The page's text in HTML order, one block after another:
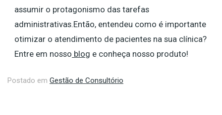
assumir o protagonismo das tarefas
administrativas.Então, entendeu como é importante
otimizar o atendimento de pacientes na sua clínica?
Entre em nosso blog e conheça nosso produto!
Postado em Gestão de Consultório